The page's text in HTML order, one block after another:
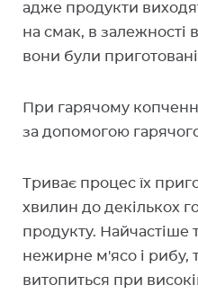
адже продукти
на смак, в залежності
вони були
При гарячому
за допомогою
Триває процес їх
хвилин до декількох
продукту. Найчастіше
нежирне м'ясо і рибу,
витопиться при